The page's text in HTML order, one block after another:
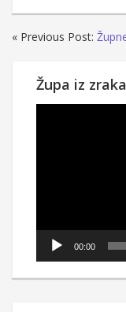
« Previous Post:
Župa iz zraka
00:00